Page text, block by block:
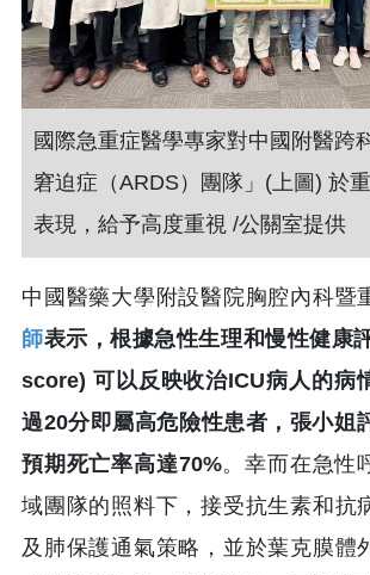
國際急重症醫學專家對中國附醫跨
窘迫症（ARDS）團隊」(上圖) 於
表現，給予高度重視 /公關室提供
中國醫藥大學附設醫院胸腔內科暨
師表示，根據急性生理和慢性健康
score) 可以反映收治ICU病人的病
過20分即屬高危險性患者，張小姐
預期死亡率高達70%。幸而在急性
域團隊的照料下，接受抗生素和抗
及肺保護通氣策略，並於葉克膜體